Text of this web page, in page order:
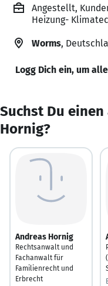
Angestellt,
Heizung-
Worms,
Logg Dich ein, um
Suchst Du
Hornig?
Andreas Hornig
Rechtsanwalt und
Fachanwalt für
Familienrecht und
Erbrecht